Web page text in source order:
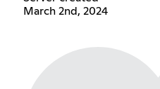
March 2nd, 2024